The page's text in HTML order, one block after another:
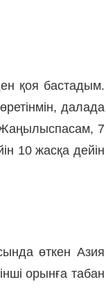
қоя бастадым.
далада
7
10 жасқа дейін
өткен Азия
орынға табан